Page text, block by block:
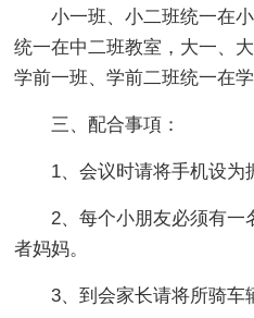
小一班、小二班统一在
统一在中二班教室，大一、
学前一班、学前二班统一在学
三、配合事項：
1、会议时请将手机设为
2、每个小朋友必须有
者妈妈。
3、到会家长请将所骑车